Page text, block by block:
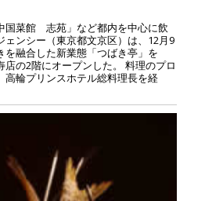
国菜館 志苑」など都内を中心に飲
ェンシー（東京都文京区）は、12月9
を融合した新業態「つばき亭」を
店の2階にオープンした。 料理のプロ
高輪プリンスホテル総料理長を経